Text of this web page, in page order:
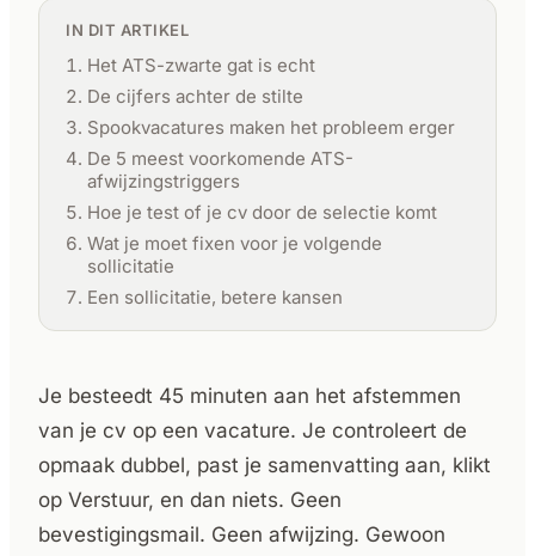
IN DIT ARTIKEL
Het ATS-zwarte gat is echt
De cijfers achter de stilte
Spookvacatures maken het probleem erger
De 5 meest voorkomende ATS-
afwijzingstriggers
Hoe je test of je cv door de selectie komt
Wat je moet fixen voor je volgende
sollicitatie
Een sollicitatie, betere kansen
Je besteedt 45 minuten aan het afstemmen
van je cv op een vacature. Je controleert de
opmaak dubbel, past je samenvatting aan, klikt
op Verstuur, en dan niets. Geen
bevestigingsmail. Geen afwijzing. Gewoon